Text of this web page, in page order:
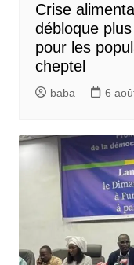
Crise
débloque
pour les
cheptel
baba 6